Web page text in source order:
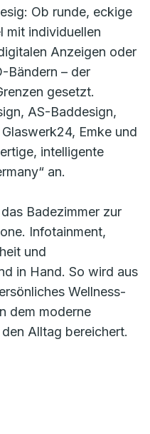
Ob runde, eckige
mit individuellen
Anzeigen oder
Bändern – der
gesetzt.
AS-Baddesign,
Emke und
intelligente
an.
Badezimmer zur
Infotainment,
und
in Hand. So wird aus
Wellness-
dem moderne
Alltag bereichert.